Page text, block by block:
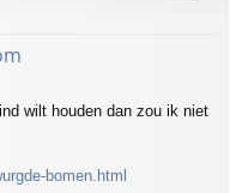
wilt houden dan zou ik niet
bomen.html